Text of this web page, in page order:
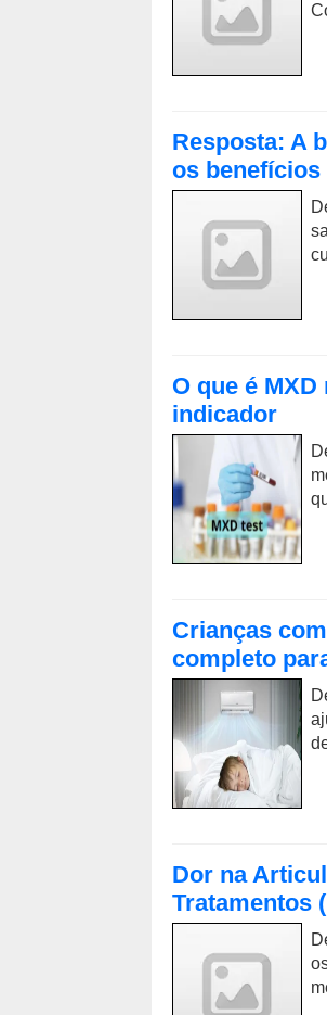
Resposta: A
os
O que é
indicador
Crianças
completo
Dor na
Tratamentos